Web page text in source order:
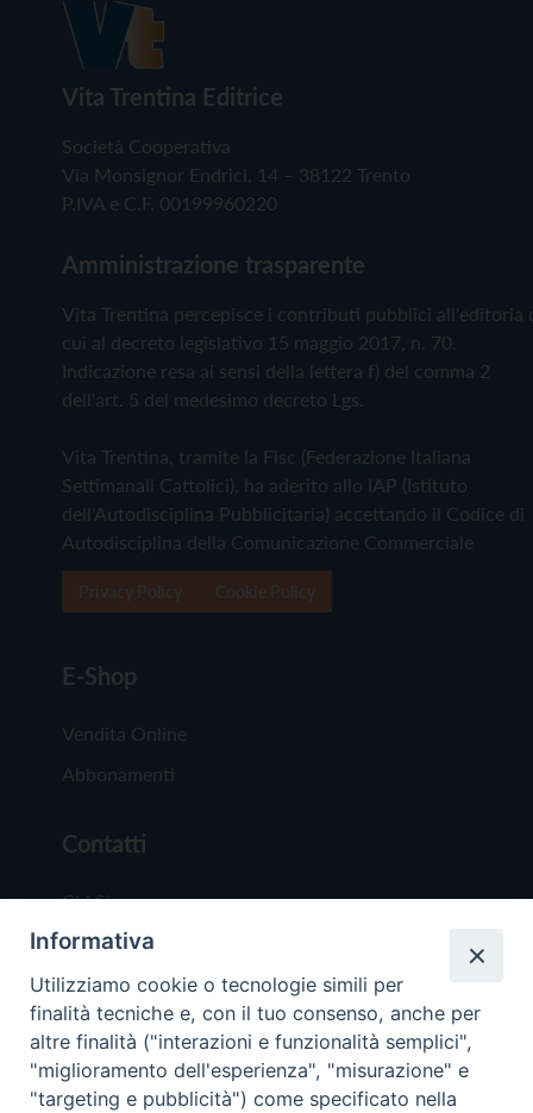
Vita Trentina Editrice
Società Cooperativa
Via Monsignor Endrici, 14 – 38122 Trento
P.IVA e C.F. 00199960220
Amministrazione trasparente
Vita Trentina percepisce i contributi pubblici all'editoria
cui al decreto legislativo 15 maggio 2017, n. 70.
Indicazione resa ai sensi della lettera f) del comma 2
dell'art. 5 del medesimo decreto Lgs.
Vita Trentina, tramite la Fisc (Federazione Italiana
Settimanali Cattolici), ha aderito allo IAP (Istituto
dell'Autodisciplina Pubblicitaria) accettando il Codice di
Autodisciplina della Comunicazione Commerciale
E-Shop
Vendita Online
Abbonamenti
Contatti
Chi Siamo
Redazione
Scrivici
Informativa
Utilizziamo cookie o tecnologie simili per
finalità tecniche e, con il tuo consenso, anche per
altre finalità ("interazioni e funzionalità semplici",
"miglioramento dell'esperienza", "misurazione" e
"targeting e pubblicità") come specificato nella